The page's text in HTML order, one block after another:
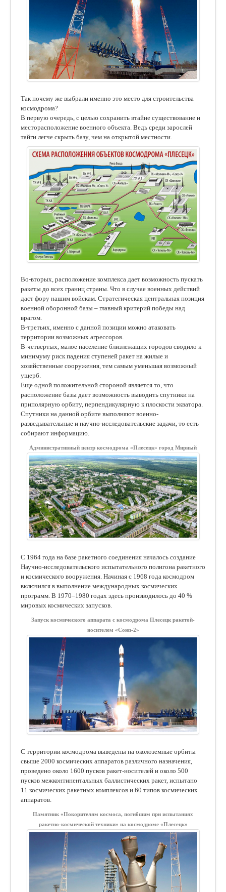
Так почему же выбрали именно это место для строительства
космодрома?
В первую очередь, с целью сохранить втайне существование и
месторасположение военного объекта. Ведь среди зарослей
тайги легче скрыть базу, чем на открытой местности.
Во-вторых, расположение комплекса дает возможность пускать
ракеты до всех границ страны. Что в случае военных действий
даст фору нашим войскам. Стратегическая центральная позиция
военной оборонной базы – главный критерий победы над
врагом.
В-третьих, именно с данной позиции можно атаковать
территории возможных агрессоров.
В-четвертых, малое население близлежащих городов сводило к
минимуму риск падения ступеней ракет на жилые и
хозяйственные сооружения, тем самым уменьшая возможный
ущерб.
Еще одной положительной стороной является то, что
расположение базы дает возможность выводить спутники на
приполярную орбиту, перпендикулярную к плоскости экватора.
Спутники на данной орбите выполняют военно-
разведывательные и научно-исследовательские задачи, то есть
собирают информацию.
Административный центр космодрома «Плесецк» город Мирный
С 1964 года на базе ракетного соединения началось создание
Научно-исследовательского испытательного полигона ракетного
и космического вооружения. Начиная с 1968 года космодром
включился в выполнение международных космических
программ. В 1970–1980 годах здесь производилось до 40 %
мировых космических запусков.
Запуск космического аппарата с космодрома Плесецк ракетой-
носителем «Союз-2»
С территории космодрома выведены на околоземные орбиты
свыше 2000 космических аппаратов различного назначения,
проведено около 1600 пусков ракет-носителей и около 500
пусков межконтинентальных баллистических ракет, испытано
11 космических ракетных комплексов и 60 типов космических
аппаратов.
Памятник «Покорителям космоса, погибшим при испытаниях
ракетно-космической техники» на космодроме «Плесецк»